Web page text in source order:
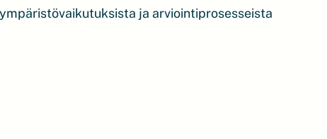
ja arviointiprosesseista